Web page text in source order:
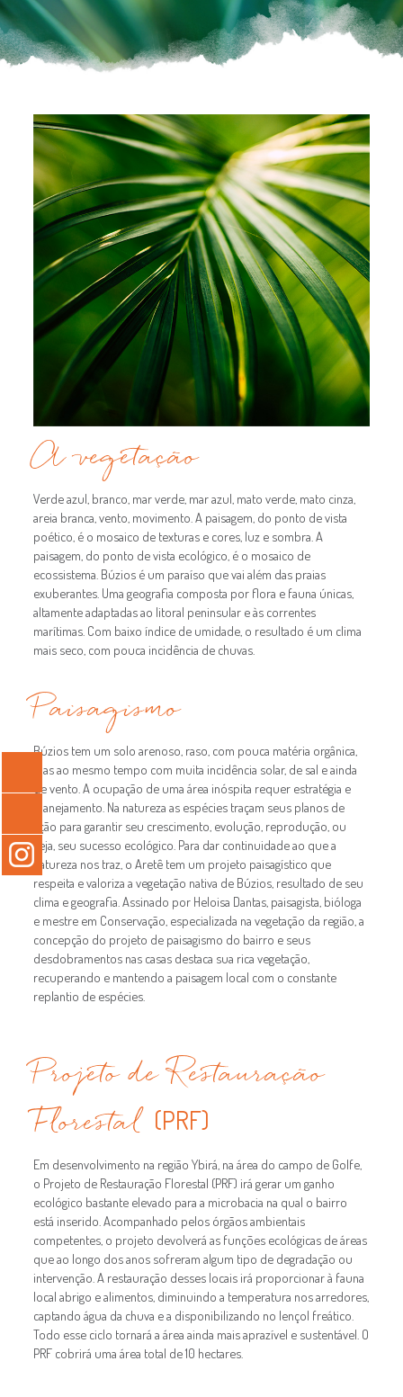
A vegetação
Verde azul, branco, mar verde, mar azul, mato verde, mato cinza,
areia branca, vento, movimento. A paisagem, do ponto de vista
poético, é o mosaico de texturas e cores, luz e sombra. A
paisagem, do ponto de vista ecológico, é o mosaico de
ecossistema. Búzios é um paraíso que vai além das praias
exuberantes. Uma geografia composta por flora e fauna únicas,
altamente adaptadas ao litoral peninsular e às correntes
marítimas. Com baixo índice de umidade, o resultado é um clima
mais seco, com pouca incidência de chuvas.
Paisagismo
Búzios tem um solo arenoso, raso, com pouca matéria orgânica,
mas ao mesmo tempo com muita incidência solar, de sal e ainda
de vento. A ocupação de uma área inóspita requer estratégia e
planejamento. Na natureza as espécies traçam seus planos de
ação para garantir seu crescimento, evolução, reprodução, ou
seja, seu sucesso ecológico. Para dar continuidade ao que a
natureza nos traz, o Aretê tem um projeto paisagístico que
respeita e valoriza a vegetação nativa de Búzios, resultado de seu
clima e geografia. Assinado por Heloisa Dantas, paisagista, bióloga
e mestre em Conservação, especializada na vegetação da região, a
concepção do projeto de paisagismo do bairro e seus
desdobramentos nas casas destaca sua rica vegetação,
recuperando e mantendo a paisagem local com o constante
replantio de espécies.
Projeto de Restauração
Florestal (PRF)
Em desenvolvimento na região Ybirá, na área do campo de Golfe,
o Projeto de Restauração Florestal (PRF) irá gerar um ganho
ecológico bastante elevado para a microbacia na qual o bairro
está inserido. Acompanhado pelos órgãos ambientais
competentes, o projeto devolverá as funções ecológicas de áreas
que ao longo dos anos sofreram algum tipo de degradação ou
intervenção. A restauração desses locais irá proporcionar à fauna
local abrigo e alimentos, diminuindo a temperatura nos arredores,
captando água da chuva e a disponibilizando no lençol freático.
Todo esse ciclo tornará a área ainda mais aprazível e sustentável. O
PRF cobrirá uma área total de 10 hectares.